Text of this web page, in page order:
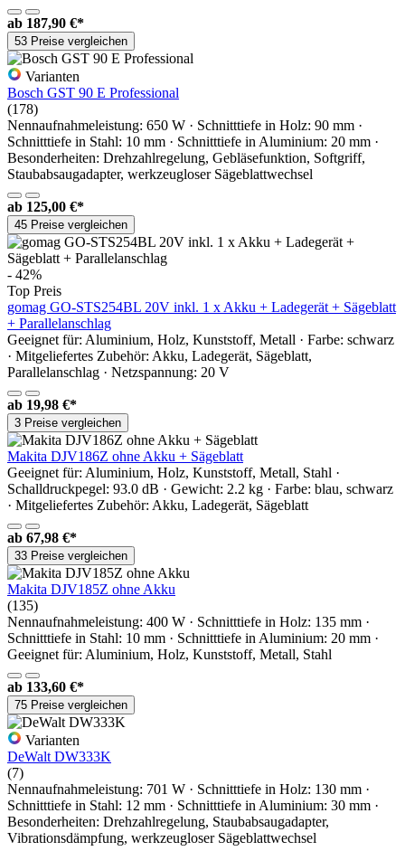
ab 187,90 €*
53 Preise vergleichen
Varianten
Bosch GST 90 E Professional
(178)
Nennaufnahmeleistung: 650 W · Schnitttiefe in Holz: 90 mm ·
Schnitttiefe in Stahl: 10 mm · Schnitttiefe in Aluminium: 20 mm ·
Besonderheiten: Drehzahlregelung, Gebläsefunktion, Softgriff,
Staubabsaugadapter, werkzeugloser Sägeblattwechsel
ab 125,00 €*
45 Preise vergleichen
- 42%
Top Preis
gomag GO-STS254BL 20V inkl. 1 x Akku + Ladegerät + Sägeblatt
+ Parallelanschlag
Geeignet für: Aluminium, Holz, Kunststoff, Metall · Farbe: schwarz
· Mitgeliefertes Zubehör: Akku, Ladegerät, Sägeblatt,
Parallelanschlag · Netzspannung: 20 V
ab 19,98 €*
3 Preise vergleichen
Makita DJV186Z ohne Akku + Sägeblatt
Geeignet für: Aluminium, Holz, Kunststoff, Metall, Stahl ·
Schalldruckpegel: 93.0 dB · Gewicht: 2.2 kg · Farbe: blau, schwarz
· Mitgeliefertes Zubehör: Akku, Ladegerät, Sägeblatt
ab 67,98 €*
33 Preise vergleichen
Makita DJV185Z ohne Akku
(135)
Nennaufnahmeleistung: 400 W · Schnitttiefe in Holz: 135 mm ·
Schnitttiefe in Stahl: 10 mm · Schnitttiefe in Aluminium: 20 mm ·
Geeignet für: Aluminium, Holz, Kunststoff, Metall, Stahl
ab 133,60 €*
75 Preise vergleichen
Varianten
DeWalt DW333K
(7)
Nennaufnahmeleistung: 701 W · Schnitttiefe in Holz: 130 mm ·
Schnitttiefe in Stahl: 12 mm · Schnitttiefe in Aluminium: 30 mm ·
Besonderheiten: Drehzahlregelung, Staubabsaugadapter,
Vibrationsdämpfung, werkzeugloser Sägeblattwechsel